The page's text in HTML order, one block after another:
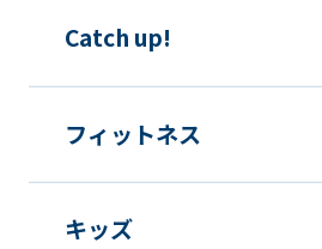
Catch up!
フィットネス
キッズ